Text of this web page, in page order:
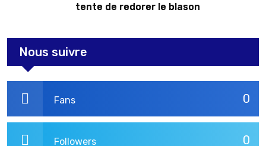
tente de redorer le blason
Nous suivre
0
Fans
0
Followers